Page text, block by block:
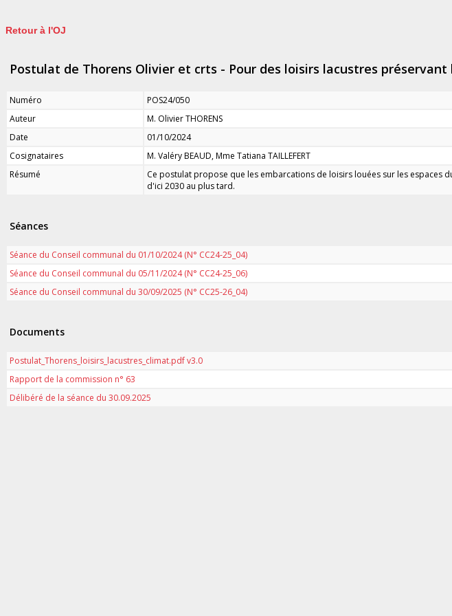
Retour à l'OJ
Postulat de Thorens Olivier et crts - Pour des loisirs lacustres préservant
Numéro
POS24/050
Auteur
M. Olivier THORENS
Date
01/10/2024
Cosignataires
M. Valéry BEAUD, Mme Tatiana TAILLEFERT
Résumé
Ce postulat propose que les embarcations de loisirs louées sur les espaces
d'ici 2030 au plus tard.
Séances
Séance du Conseil communal du 01/10/2024 (N° CC24-25_04)
Séance du Conseil communal du 05/11/2024 (N° CC24-25_06)
Séance du Conseil communal du 30/09/2025 (N° CC25-26_04)
Documents
Postulat_Thorens_loisirs_lacustres_climat.pdf v3.0
Rapport de la commission n° 63
Délibéré de la séance du 30.09.2025